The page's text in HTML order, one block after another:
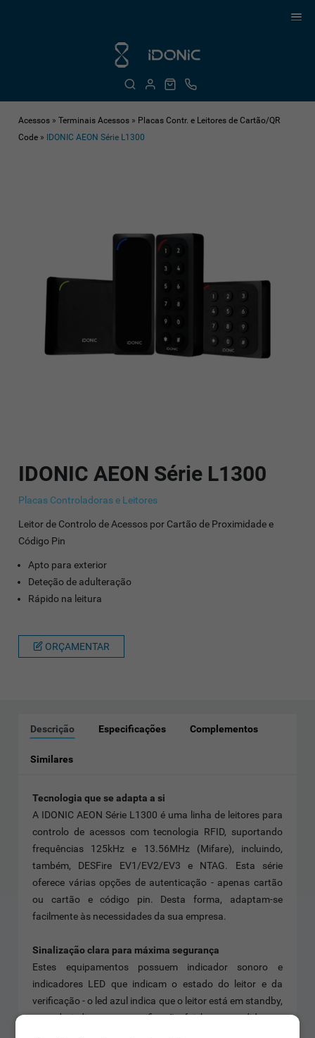
Acessos »Terminais Acessos » Placas Contr. e Leitores de Cartão/QR
Code » IDONIC AEON Série L1300
IDONIC AEON Série L1300
Placas Controladoras e Leitores
Leitor de Controlo de Acessos por Cartão de Proximidade e
Código Pin
Apto para exterior
Deteção de adulteração
Rápido na leitura
ORÇAMENTAR
Descrição Especificações Complementos
Similares
Tecnologia que se adapta a si
A IDONIC AEON Série L1300 é uma linha de leitores para
controlo de acessos com tecnologia RFID, suportando
frequências 125kHz e 13.56MHz (Mifare), incluindo,
também, DESFire EV1/EV2/EV3 e NTAG. Esta série
oferece várias opções de autenticação - apenas cartão
ou cartão e código pin. Desta forma, adaptam-se
facilmente às necessidades da sua empresa.
Sinalização clara para máxima segurança
Estes equipamentos possuem indicador sonoro e
indicadores LED que indicam o estado do leitor e da
verificação - o led azul indica que o leitor está em standby,
o verde indica que a verificação foi bem sucedida e o